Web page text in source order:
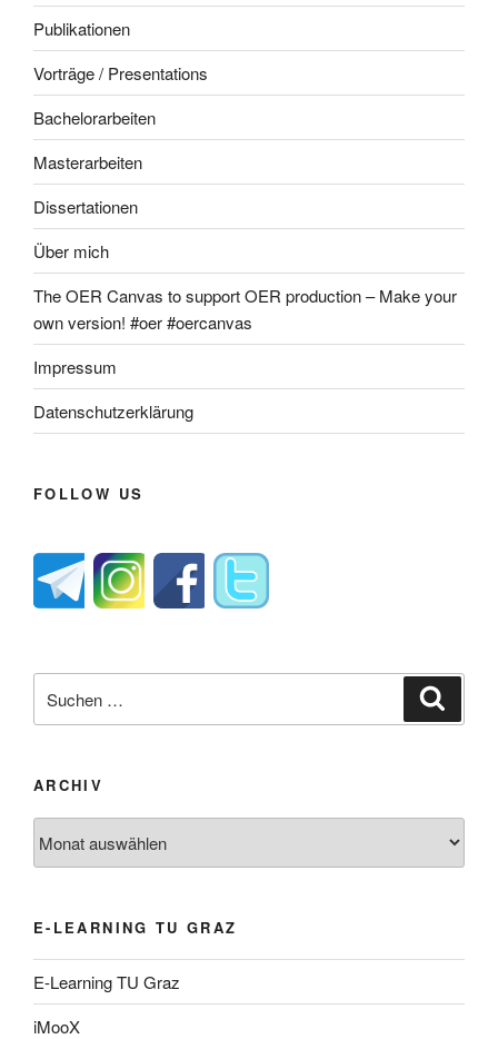
Publikationen
Vorträge / Presentations
Bachelorarbeiten
Masterarbeiten
Dissertationen
Über mich
The OER Canvas to support OER production – Make your
own version! #oer #oercanvas
Impressum
Datenschutzerklärung
FOLLOW US
nach:
ARCHIV
E-LEARNING TU GRAZ
E-Learning TU Graz
iMooX